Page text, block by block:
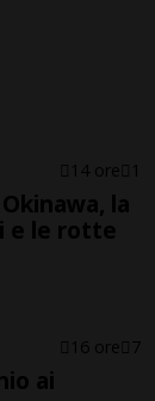
14 ore 1
la
e le rotte
16 ore 7
ai